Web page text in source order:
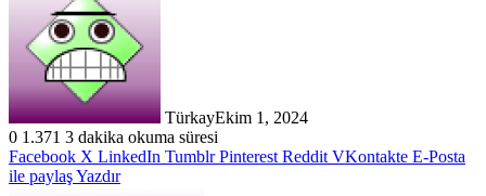
TürkayEkim 1, 2024
0 1.371 3 dakika okuma süresi
Facebook X LinkedIn Tumblr Pinterest Reddit VKontakte E-Posta
ile paylaşYazdır